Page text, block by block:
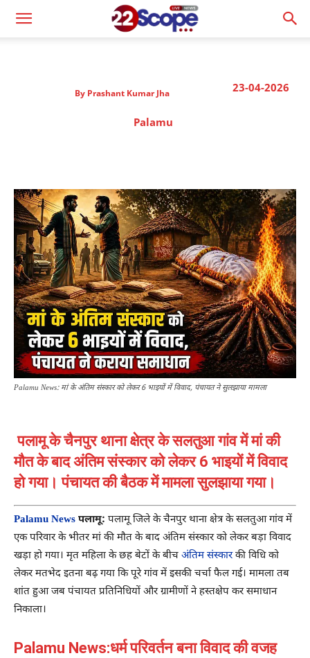
23-04-2026
By Prashant Kumar Jha
Palamu
Palamu News: मां के अंतिम संस्कार को लेकर 6 भाइयों में विवाद, पंचायत ने सुलझाया मामला
पलामू के चैनपुर थाना क्षेत्र के सलतुआ गांव में मां की
मौत के बाद अंतिम संस्कार को लेकर 6 भाइयों में विवाद
हो गया। पंचायत की बैठक में मामला सुलझाया गया।
Palamu News पलामू: पलामू जिले के चैनपुर थाना क्षेत्र के सलतुआ गांव में
एक परिवार के भीतर मां की मौत के बाद अंतिम संस्कार को लेकर बड़ा विवाद
खड़ा हो गया। मृत महिला के छह बेटों के बीच अंतिम संस्कारकी विधि को
लेकर मतभेद इतना बढ़ गया कि पूरे गांव में इसकी चर्चा फैल गई। मामला तब
शांत हुआ जब पंचायत प्रतिनिधियों और ग्रामीणों ने हस्तक्षेप कर समाधान
निकाला।
Palamu News:धर्म परिवर्तन बना विवाद की वजह